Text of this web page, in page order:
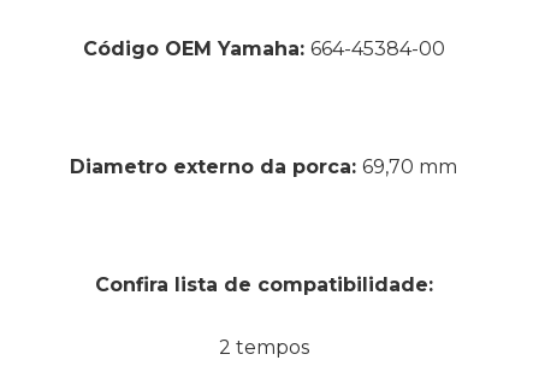
Código OEM Yamaha: 664-45384-00
Diametro externo da porca: 69,70 mm
Confira lista de compatibilidade:
2 tempos